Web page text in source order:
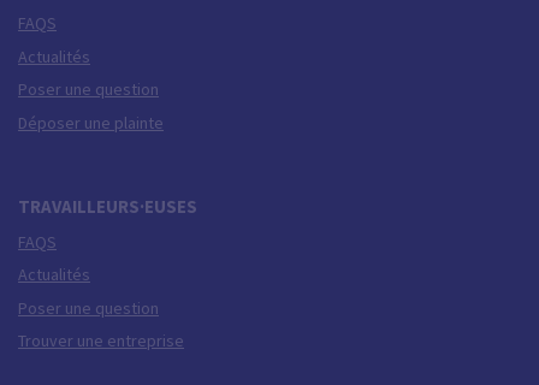
FAQS
Actualités
Poser une question
Déposer une plainte
TRAVAILLEURS·EUSES
FAQS
Actualités
Poser une question
Trouver une entreprise